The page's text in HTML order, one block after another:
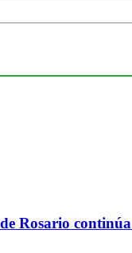
Rosario